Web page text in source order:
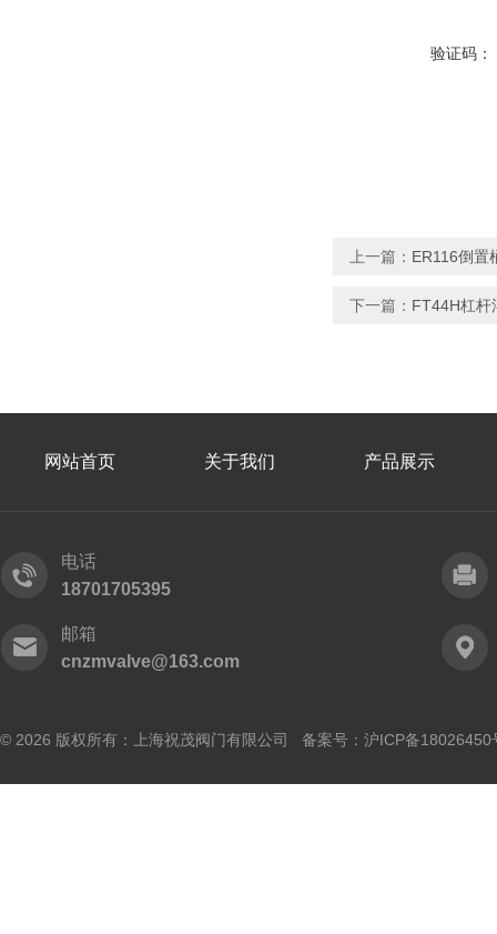
验证码：
上一篇： ER116倒置
下一篇： FT44H杠杆
网站首页 关于我们 产品展示
电话
18701705395
邮箱
cnzmvalve@163.com
© 2026 版权所有：上海祝茂阀门有限公司 备案号： 沪ICP备18026450